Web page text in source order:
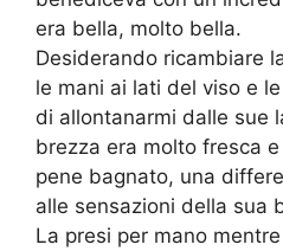
era bella, molto bella.
Desiderando ricambiare
le mani ai lati del viso e
di allontanarmi dalle sue
brezza era molto fresca
pene bagnato, una
alle sensazioni della sua
La presi per mano